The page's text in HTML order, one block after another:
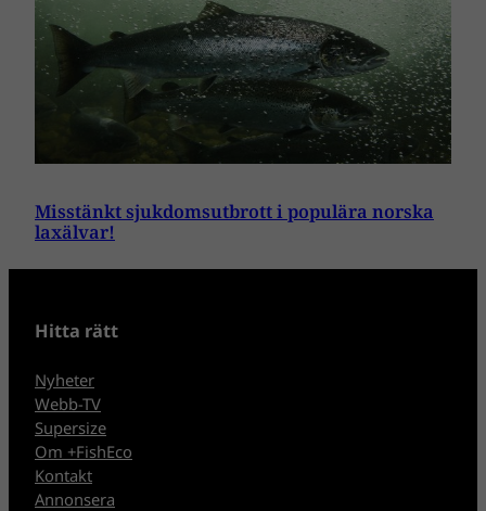
Misstänkt sjukdomsutbrott i populära norska
laxälvar!
Hitta rätt
Nyheter
Webb-TV
Supersize
Om +FishEco
Kontakt
Annonsera